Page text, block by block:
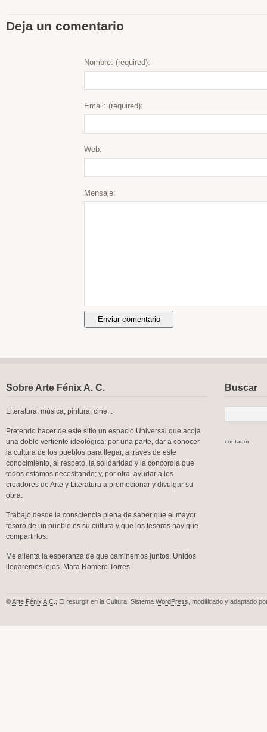
Deja un comentario
Nombre: (required):
Email: (required):
Web:
Mensaje:
Sobre Arte Fénix A. C.
Literatura, música, pintura, cine...
Pretendo hacer de este sitio un espacio Universal que acoja
una doble vertiente ideológica: por una parte, dar a conocer
la cultura de los pueblos para llegar, a través de este
conocimiento, al respeto, la solidaridad y la concordia que
todos estamos necesitando; y, por otra, ayudar a los
creadores de Arte y Literatura a promocionar y divulgar su
obra.
Trabajo desde la consciencia plena de saber que el mayor
tesoro de un pueblo es su cultura y que los tesoros hay que
compartirlos.
Me alienta la esperanza de que caminemos juntos. Unidos
llegaremos lejos. Mara Romero Torres
Buscar
contador
©Arte Fénix A.C. ; El resurgir en la Cultura. Sistema WordPress , modificado y adaptado